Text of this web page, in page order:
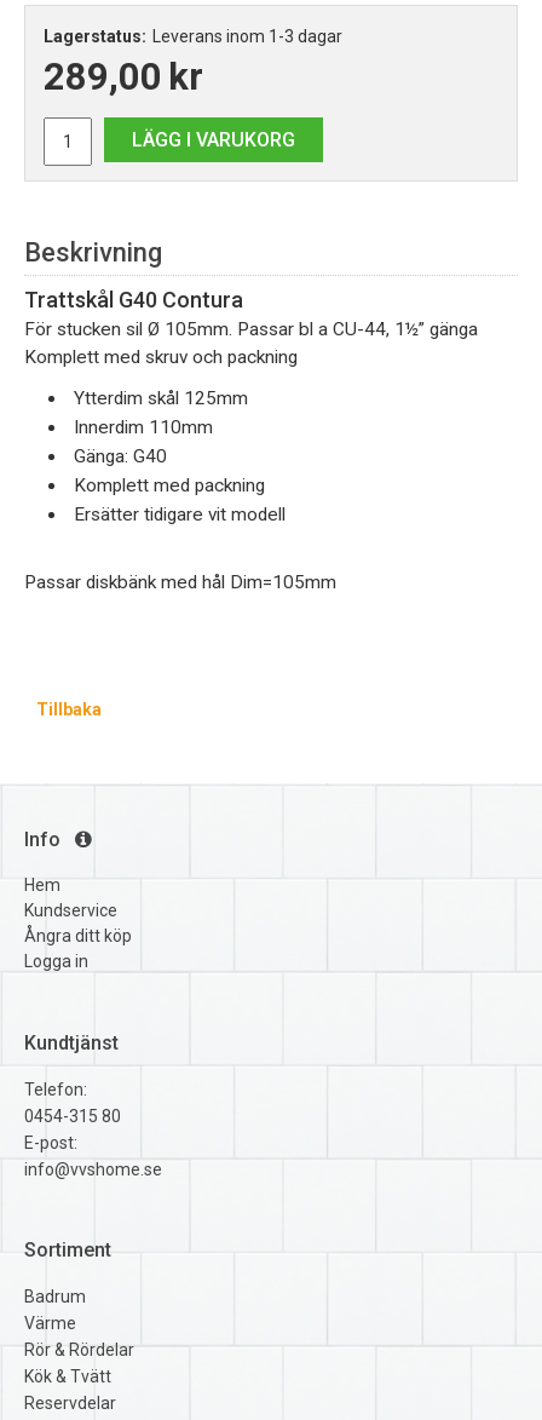
Lagerstatus: Leverans inom 1-3 dagar
289,00 kr
LÄGG I VARUKORG
Beskrivning
Trattskål G40 Contura
För stucken sil Ø 105mm. Passar bl a CU-44, 1½” gänga
Komplett med skruv och packning
Ytterdim skål 125mm
Innerdim 110mm
Gänga: G40
Komplett med packning
Ersätter tidigare vit modell
Passar diskbänk med hål Dim=105mm
Tillbaka
Info
Hem
Kundservice
Ångra ditt köp
Logga in
Kundtjänst
Telefon:
0454-315 80
E-post:
info@vvshome.se
Sortiment
Badrum
Värme
Rör & Rördelar
Kök & Tvätt
Reservdelar